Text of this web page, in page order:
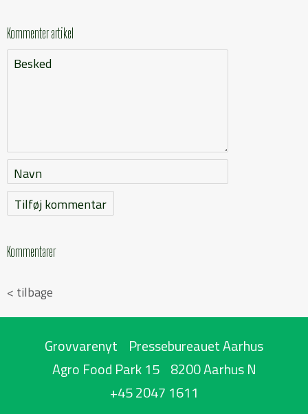
Kommenter artikel
Besked
Navn
Kommentarer
< tilbage
Grovvarenyt
Pressebureauet Aarhus
Agro Food Park 15 8200 Aarhus N
+45 2047 1611